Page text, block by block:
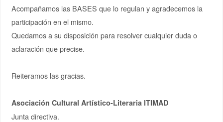
Acompañamos las BASES que lo regulan y agradecemos la
participación en el mismo.
Quedamos a su disposición para resolver cualquier duda o
aclaración que precise.
Reiteramos las gracias.
Asociación Cultural Artístico-Literaria ITIMAD
Junta directiva.